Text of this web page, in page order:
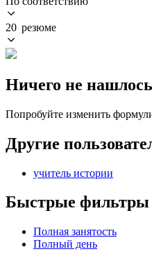
20 резюме
Ничего не нашлось
Попробуйте изменить
Другие
учитель истории
Быстрые фильтры
Полная занятость
Полный день